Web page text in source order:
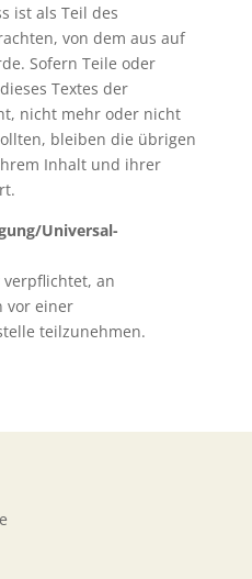
ist als Teil des
von dem aus auf
Sofern Teile oder
Textes der
nicht mehr oder nicht
bleiben die übrigen
Inhalt und ihrer
Universal­
an
vor einer
teilzunehmen.